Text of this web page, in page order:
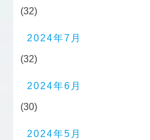
(32)
2024年7月
(32)
2024年6月
(30)
2024年5月